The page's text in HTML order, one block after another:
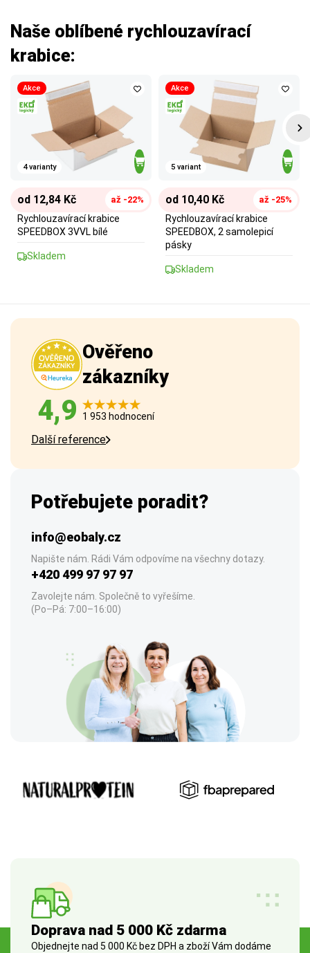
Naše oblíbené rychlouzavírací
krabice:
Akce
4 varianty
od 12,84 Kč až -22%
Rychlouzavírací krabice
SPEEDBOX 3VVL bílé
Skladem
Akce
5 variant
od 10,40 Kč až -25%
Rychlouzavírací krabice
SPEEDBOX, 2 samolepicí
pásky
Skladem
Ověřeno
zákazníky
4,9 1 953 hodnocení
Další reference
Potřebujete poradit?
info@eobaly.cz
Napište nám. Rádi Vám odpovíme na všechny dotazy.
+420 499 97 97 97
Zavolejte nám. Společně to vyřešíme.
(Po–Pá: 7:00–16:00)
Doprava nad 5 000 Kč zdarma
Objednejte nad 5 000 Kč bez DPH a zboží Vám dodáme